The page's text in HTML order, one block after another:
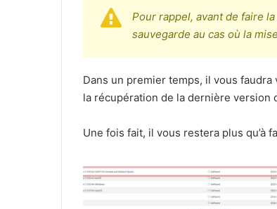
Pour rappel, avant de faire
sauvegarde au cas où la
Dans un premier temps, il vous
la récupération de la dernière version
Une fois fait, il vous restera plus qu’à